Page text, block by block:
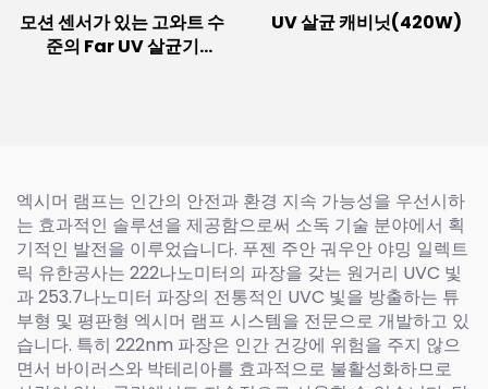
모션 센서가 있는 고와트 수
준의 Far UV 살균기
UV 살균 캐비닛(420W)
엑시머 램프는 인간의 안전과 환경 지속 가능성을 우선시하
는 효과적인 솔루션을 제공함으로써 소독 기술 분야에서 획
기적인 발전을 이루었습니다. 푸젠 주안 궈우안 야밍 일렉트
릭 유한공사는 222나노미터의 파장을 갖는 원거리 UVC 빛
과 253.7나노미터 파장의 전통적인 UVC 빛을 방출하는 튜
부형 및 평판형 엑시머 램프 시스템을 전문으로 개발하고 있
습니다. 특히 222nm 파장은 인간 건강에 위험을 주지 않으
면서 바이러스와 박테리아를 효과적으로 불활성화하므로